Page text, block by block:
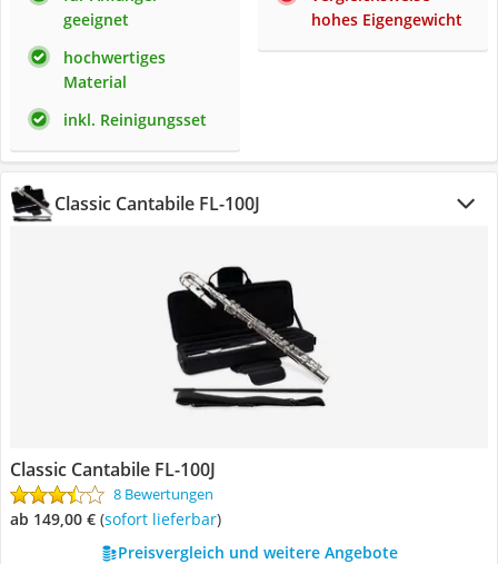
geeignet
hochwertiges
Material
inkl. Reinigungsset
hohes Eigengewicht
Classic Cantabile FL-100J
Classic Cantabile FL-100J
8 Bewertungen
ab 149,00 € ( Sofort lieferbar)
Preisvergleich und weitere Angebote